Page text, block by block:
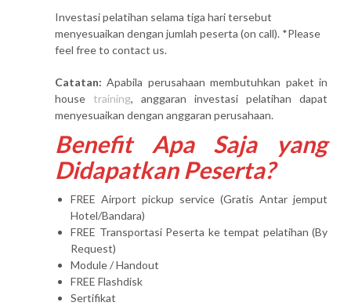
Investasi pelatihan selama tiga hari tersebut
menyesuaikan dengan jumlah peserta (on call). *Please
feel free to contact us.
Catatan: Apabila perusahaan membutuhkan paket in
house training, anggaran investasi pelatihan dapat
menyesuaikan dengan anggaran perusahaan.
Benefit Apa Saja yang
Didapatkan Peserta?
FREE Airport pickup service (Gratis Antar jemput
Hotel/Bandara)
FREE Transportasi Peserta ke tempat pelatihan (By
Request)
Module / Handout
FREE Flashdisk
Sertifikat